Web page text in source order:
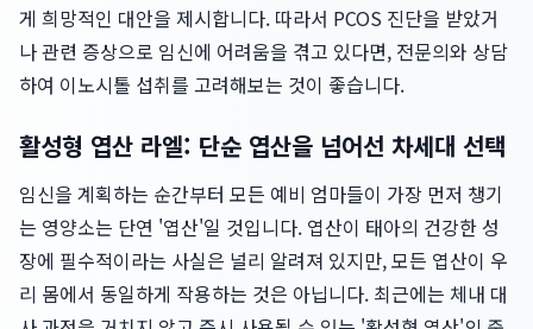
게 희망적인 대안을 제시합니다. 따라서 PCOS 진단을 받았거
나 관련 증상으로 임신에 어려움을 겪고 있다면, 전문의와 상담
하여 이노시톨 섭취를 고려해보는 것이 좋습니다.
활성형 엽산 라엘: 단순 엽산을 넘어선 차세대 선택
임신을 계획하는 순간부터 모든 예비 엄마들이 가장 먼저 챙기
는 영양소는 단연 '엽산'일 것입니다. 엽산이 태아의 건강한 성
장에 필수적이라는 사실은 널리 알려져 있지만, 모든 엽산이 우
리 몸에서 동일하게 작용하는 것은 아닙니다. 최근에는 체내 대